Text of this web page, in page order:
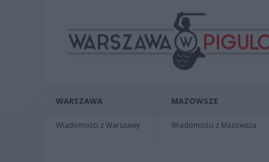
WARSZAWA
Wiadomości z Warszawy
MAZOWSZE
Wiadomości z Mazowsza